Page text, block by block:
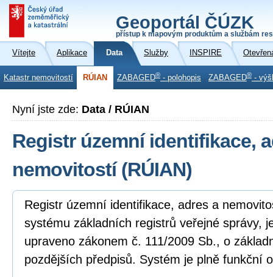
Geoportál ČÚZK
přístup k mapovým produktům a službám
Vítejte Aplikace Data Služby INSPIRE
Katastr nemovitostí RÚIAN ZABAGED® - polohopis ZABAGED® -
Nyní jste zde: Data / RÚIAN
Registr územní identifikace,
nemovitostí (RÚIAN)
Registr územní identifikace, adres a
systému základních registrů veřejné správy,
upraveno zákonem č. 111/2009 Sb., o
pozdějších předpisů. Systém je plně funkční